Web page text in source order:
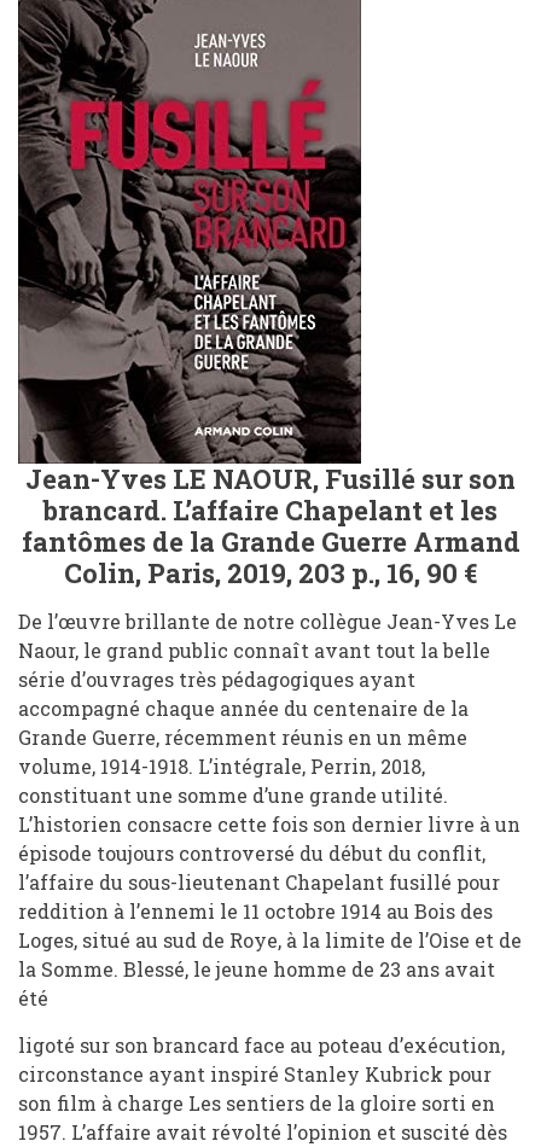
Jean-Yves LE NAOUR, Fusillé sur son
brancard. L’affaire Chapelant et les
fantômes de la Grande Guerre Armand
Colin, Paris, 2019, 203 p., 16, 90 €
De l’œuvre brillante de notre collègue Jean-Yves Le
Naour, le grand public connaît avant tout la belle
série d’ouvrages très pédagogiques ayant
accompagné chaque année du centenaire de la
Grande Guerre, récemment réunis en un même
volume, 1914-1918. L’intégrale, Perrin, 2018,
constituant une somme d’une grande utilité.
L’historien consacre cette fois son dernier livre à un
épisode toujours controversé du début du conflit,
l’affaire du sous-lieutenant Chapelant fusillé pour
reddition à l’ennemi le 11 octobre 1914 au Bois des
Loges, situé au sud de Roye, à la limite de l’Oise et de
la Somme. Blessé, le jeune homme de 23 ans avait
été
ligoté sur son brancard face au poteau d’exécution,
circonstance ayant inspiré Stanley Kubrick pour
son film à charge Les sentiers de la gloire sorti en
1957. L’affaire avait révolté l’opinion et suscité dès